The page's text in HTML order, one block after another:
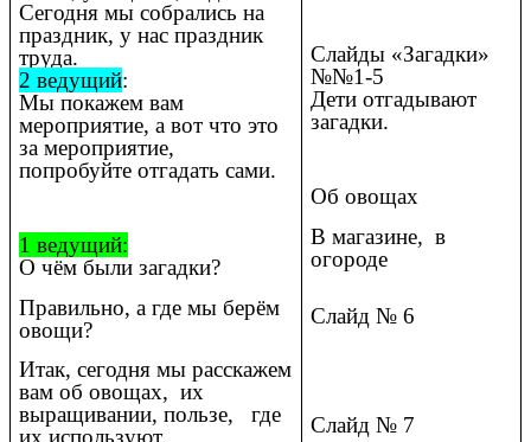
Сегодня мы собрались на
праздник, у нас праздник
труда.
2 ведущий:
Мы покажем вам
мероприятие, а вот что это
за мероприятие,
попробуйте отгадать сами.
1 ведущий:
О чём были загадки?
Правильно, а где мы берём
овощи?
Итак, сегодня мы расскажем
вам об овощах, их
выращивании, пользе, где
их используют.
Слайды «Загадки»
№№1-5
Дети отгадывают
загадки.
Об овощах
В магазине, в
огороде
Слайд № 6
Слайд № 7